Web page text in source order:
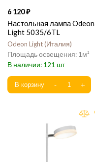
6 120
Настольная лампа Odeon
Light 5035/6TL
Odeon Light Италия
1
121